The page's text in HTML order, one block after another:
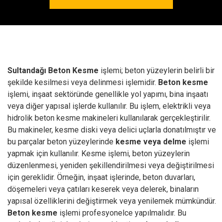
Sultandağı Beton Kesme işlemi; beton yüzeylerin belirli bir
şekilde kesilmesi veya delinmesi işlemidir. Beton kesme
işlemi, inşaat sektöründe genellikle yol yapımı, bina inşaatı
veya diğer yapısal işlerde kullanılır. Bu işlem, elektrikli veya
hidrolik beton kesme makineleri kullanılarak gerçekleştirilir.
Bu makineler, kesme diski veya delici uçlarla donatılmıştır ve
bu parçalar beton yüzeylerinde kesme veya delme işlemi
yapmak için kullanılır. Kesme işlemi, beton yüzeylerin
düzenlenmesi, yeniden şekillendirilmesi veya değiştirilmesi
için gereklidir. Örneğin, inşaat işlerinde, beton duvarları,
döşemeleri veya çatıları keserek veya delerek, binaların
yapısal özelliklerini değiştirmek veya yenilemek mümkündür.
Beton kesme işlemi profesyonelce yapılmalıdır. Bu